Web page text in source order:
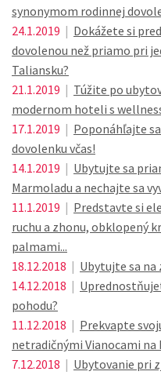
synonymom rodinnej
24.1.2019 | Dokážete si
dovolenou než priamo pri
Taliansku?
21.1.2019 | Túžite po
modernom hoteli s
17.1.2019 | Poponáhľajte
dovolenku včas!
14.1.2019 | Ubytujte sa
Marmoladu a nechajte sa
11.1.2019 | Predstavte si
ruchu a zhonu, obklopený
palmami...
18.12.2018 | Ubytujte sa na
14.12.2018 |
pohodu?
11.12.2018 | Prekvapte
netradičnými Vianocami na
7.12.2018 | Ubytovanie pri